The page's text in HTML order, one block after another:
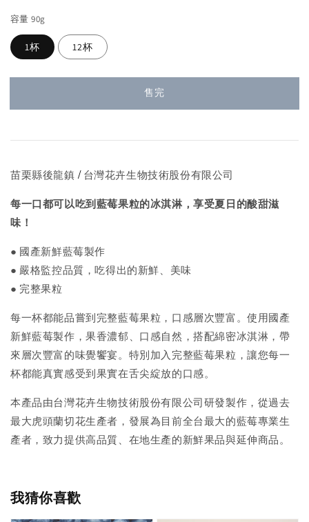
容量 90g
1杯 12杯
售完
苗栗縣後龍鎮 / 台灣花卉生物技術股份有限公司
每一口都可以吃到藍莓果粒的冰淇淋，享受夏日的酸甜滋
味！
● 國產新鮮藍莓製作
● 嚴格監控品質，吃得出的新鮮、美味
● 完整果粒
每一杯都能品嘗到完整藍莓果粒，口感層次豐富。使用國產
新鮮藍莓製作，果香濃郁、口感自然，搭配綿密冰淇淋，帶
來層次豐富的味覺饗宴。特別加入完整藍莓果粒，讓您每一
杯都能真實感受到果實在舌尖綻放的口感。
本產品由台灣花卉生物技術股份有限公司研發製作，從過去
最大虎頭蘭切花生產者，發展為目前全台最大的藍莓專業生
產者，致力提供高品質、在地生產的新鮮果品與延伸商品。
我猜你喜歡